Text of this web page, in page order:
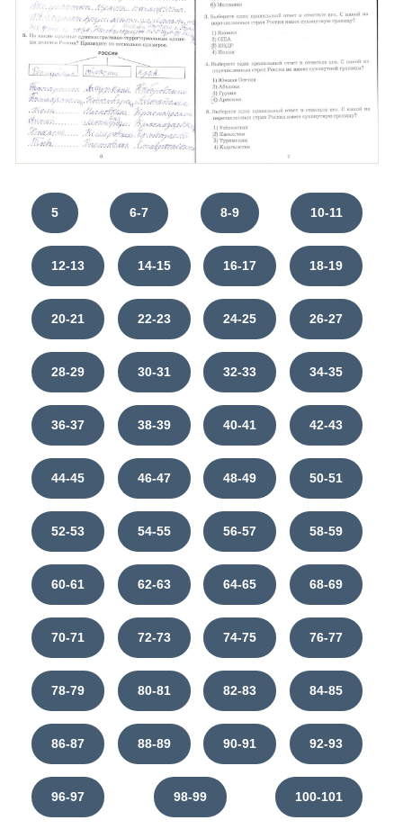
5 6-7 8-9 10-11
12-13 14-15 16-17 18-19
20-21 22-23 24-25 26-27
28-29 30-31 32-33 34-35
36-37 38-39 40-41 42-43
44-45 46-47 48-49 50-51
52-53 54-55 56-57 58-59
60-61 62-63 64-65 68-69
70-71 72-73 74-75 76-77
78-79 80-81 82-83 84-85
86-87 88-89 90-91 92-93
96-97 98-99 100-101